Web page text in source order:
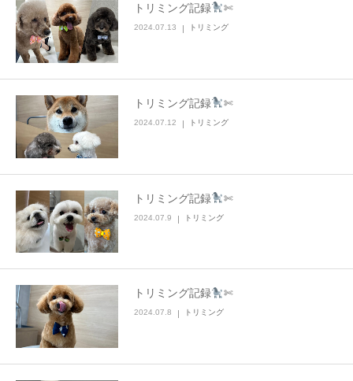
トリミング記録 ✄
2024.07.13 トリミング
トリミング記録 ✄
2024.07.12 トリミング
トリミング記録 ✄
2024.07.9 トリミング
トリミング記録 ✄
2024.07.8 トリミング